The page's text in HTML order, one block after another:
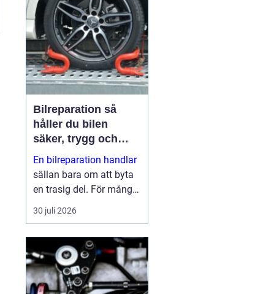
förvaras professionellt
f...
Bilreparation så
håller du bilen
säker, trygg och
ekonomisk
En bilreparation handlar
sällan bara om att byta
en trasig del. För många
bilägare är bilen en
förutsättning för
fritid och alla måsten
däremellan. När bilen
krå...
30 juli 2026